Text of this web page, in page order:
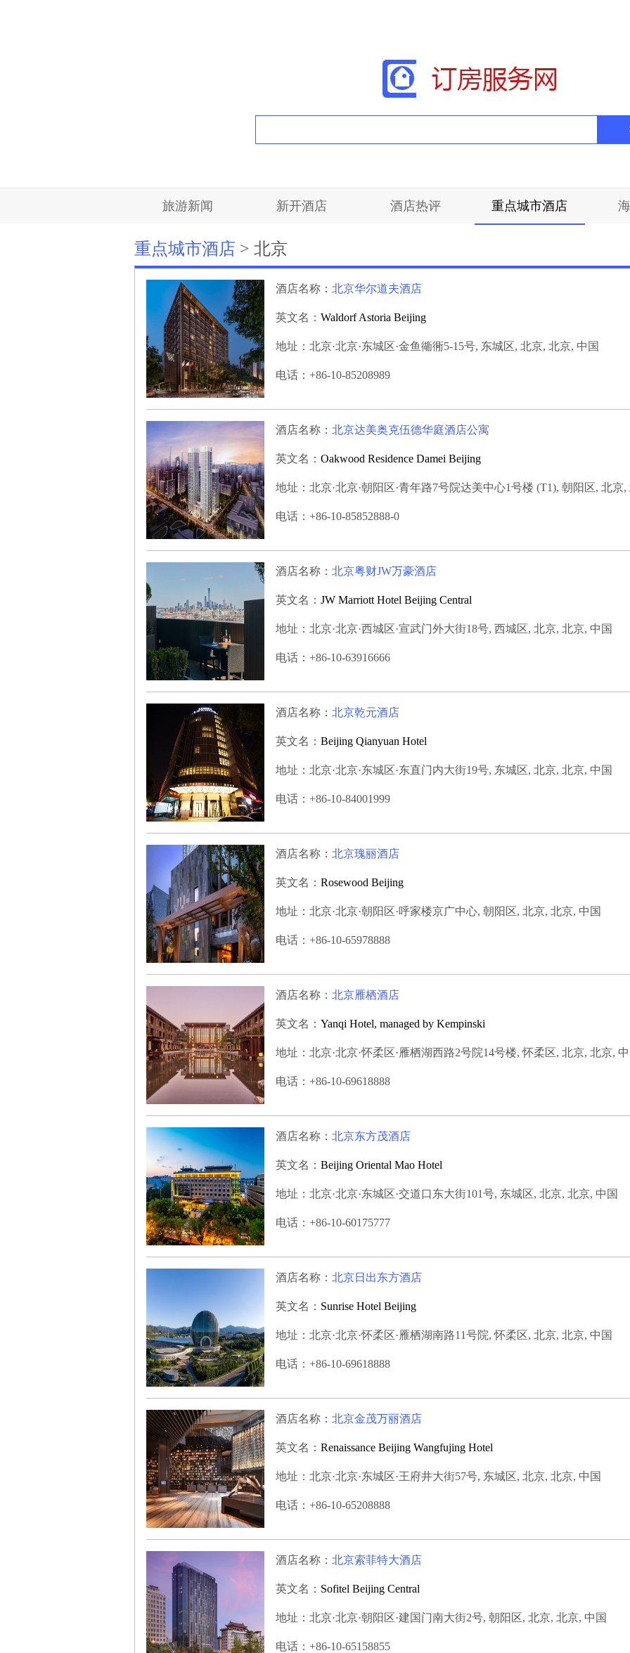
旅游新闻 新开酒店 酒店热评 重点城市酒店
重点城市酒店 > 北京
酒店名称： 北京华尔道夫酒店
英文名： Waldorf Astoria Beijing
地址：北京·北京·东城区·金鱼衚衕5-15号, 东城区, 北京, 北京, 中国
电话：+86-10-85208989
酒店名称： 北京达美奥克伍德华庭酒店公寓
英文名： Oakwood Residence Damei Beijing
地址：北京·北京·朝阳区·青年路7号院达美中心1号楼 (T1), 朝阳区, 北京
电话：+86-10-85852888-0
酒店名称： 北京粤财JW万豪酒店
英文名： JW Marriott Hotel Beijing Central
地址：北京·北京·西城区·宣武门外大街18号, 西城区, 北京, 北京, 中国
电话：+86-10-63916666
酒店名称： 北京乾元酒店
英文名： Beijing Qianyuan Hotel
地址：北京·北京·东城区·东直门内大街19号, 东城区, 北京, 北京, 中国
电话：+86-10-84001999
酒店名称： 北京瑰丽酒店
英文名： Rosewood Beijing
地址：北京·北京·朝阳区·呼家楼京广中心, 朝阳区, 北京, 北京, 中国
电话：+86-10-65978888
酒店名称： 北京雁栖酒店
英文名： Yanqi Hotel, managed by Kempinski
地址：北京·北京·怀柔区·雁栖湖西路2号院14号楼, 怀柔区, 北京, 北京,
电话：+86-10-69618888
酒店名称： 北京东方茂酒店
英文名： Beijing Oriental Mao Hotel
地址：北京·北京·东城区·交道口东大街101号, 东城区, 北京, 北京, 中国
电话：+86-10-60175777
酒店名称： 北京日出东方酒店
英文名： Sunrise Hotel Beijing
地址：北京·北京·怀柔区·雁栖湖南路11号院, 怀柔区, 北京, 北京, 中国
电话：+86-10-69618888
酒店名称： 北京金茂万丽酒店
英文名： Renaissance Beijing Wangfujing Hotel
地址：北京·北京·东城区·王府井大街57号, 东城区, 北京, 北京, 中国
电话：+86-10-65208888
酒店名称： 北京索菲特大酒店
英文名： Sofitel Beijing Central
地址：北京·北京·朝阳区·建国门南大街2号, 朝阳区, 北京, 北京, 中国
电话：+86-10-65158855